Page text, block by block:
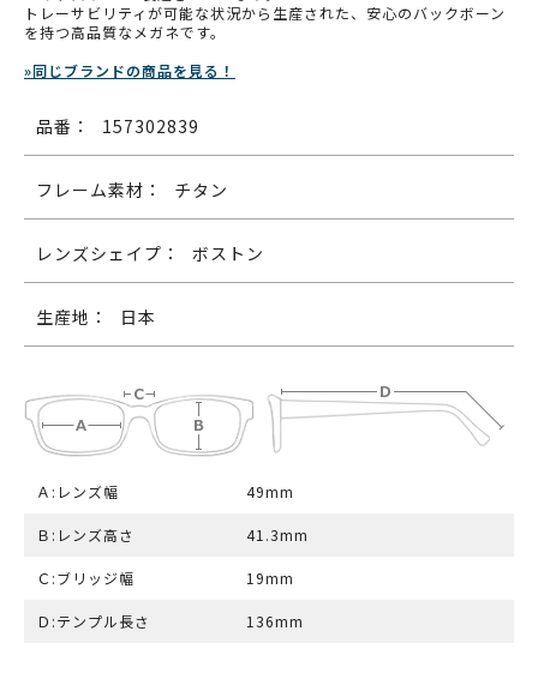
トレーサビリティが可能な状況から生産された、安心のバックボーン
を持つ高品質なメガネです。
»同じブランドの商品を見る！
品番： 157302839
フレーム素材： チタン
レンズシェイプ： ボストン
生産地： 日本
Ａ:レンズ幅 49mm
Ｂ:レンズ高さ 41.3mm
Ｃ:ブリッジ幅 19mm
Ｄ:テンプル長さ 136mm